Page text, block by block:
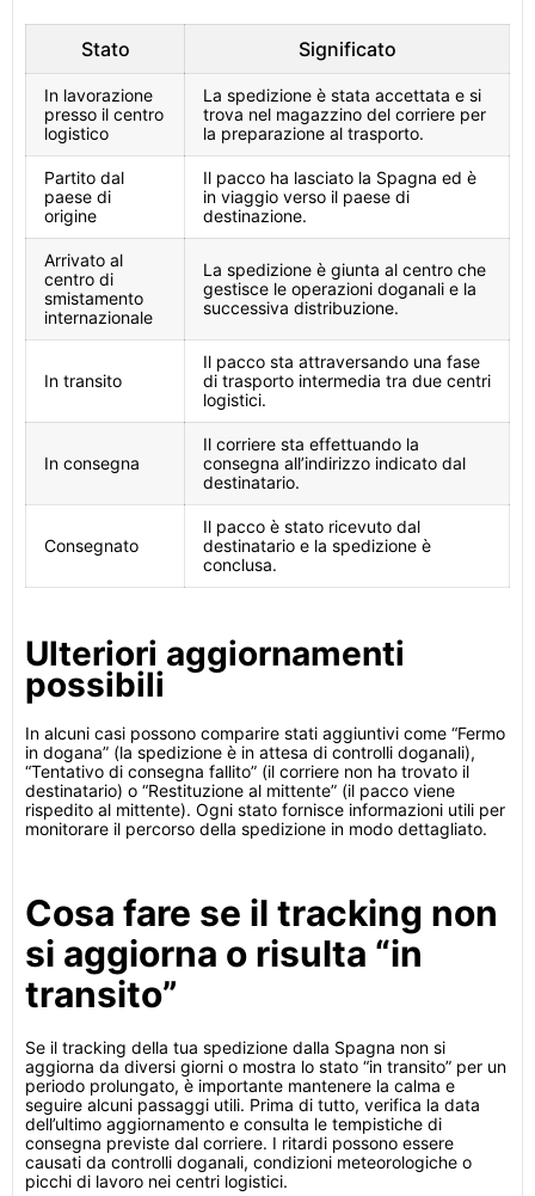
Stato Significato
In lavorazione
presso il centro
logistico
La spedizione è stata accettata e si
trova nel magazzino del corriere per
la preparazione al trasporto.
Partito dal
paese di
origine
Il pacco ha lasciato la Spagna ed è
in viaggio verso il paese di
destinazione.
Arrivato al
centro di
smistamento
internazionale
La spedizione è giunta al centro che
gestisce le operazioni doganali e la
successiva distribuzione.
In transito
Il pacco sta attraversando una fase
di trasporto intermedia tra due centri
logistici.
In consegna
Il corriere sta effettuando la
consegna all’indirizzo indicato dal
destinatario.
Consegnato
Il pacco è stato ricevuto dal
destinatario e la spedizione è
conclusa.
Ulteriori aggiornamenti
possibili
In alcuni casi possono comparire stati aggiuntivi come “Fermo
in dogana” (la spedizione è in attesa di controlli doganali),
“Tentativo di consegna fallito” (il corriere non ha trovato il
destinatario) o “Restituzione al mittente” (il pacco viene
rispedito al mittente). Ogni stato fornisce informazioni utili per
monitorare il percorso della spedizione in modo dettagliato.
Cosa fare se il tracking non
si aggiorna o risulta “in
transito”
Se il tracking della tua spedizione dalla Spagna non si
aggiorna da diversi giorni o mostra lo stato “in transito” per un
periodo prolungato, è importante mantenere la calma e
seguire alcuni passaggi utili. Prima di tutto, verifica la data
dell’ultimo aggiornamento e consulta le tempistiche di
consegna previste dal corriere. I ritardi possono essere
causati da controlli doganali, condizioni meteorologiche o
picchi di lavoro nei centri logistici.